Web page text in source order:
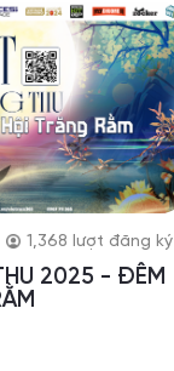
1,368 lượt đăng ký
2025 - ĐÊM